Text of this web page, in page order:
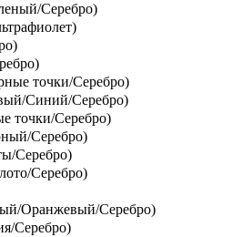
Серебро)
точки/Серебро)
Синий/Серебро)
точки/Серебро)
Серебро)
Серебро)
Серебро)
Оранжевый/Серебро)
Серебро)